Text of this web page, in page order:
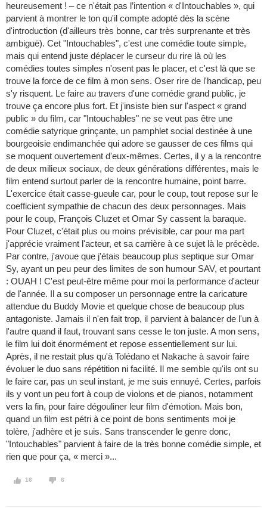
heureusement ! – ce n'était pas l’intention « d'Intouchables », qui
parvient à montrer le ton qu'il compte adopté dès la scène
d'introduction (d'ailleurs très bonne, car très surprenante et très
ambiguë). Cet "Intouchables", c'est une comédie toute simple,
mais qui entend juste déplacer le curseur du rire là où les
comédies toutes simples n'osent pas le placer, et c'est là que se
trouve la force de ce film à mon sens. Oser rire de l'handicap, peu
s'y risquent. Le faire au travers d'une comédie grand public, je
trouve ça encore plus fort. Et j'insiste bien sur l'aspect « grand
public » du film, car "Intouchables" ne se veut pas être une
comédie satyrique grinçante, un pamphlet social destinée à une
bourgeoisie endimanchée qui adore se gausser de ces films qui
se moquent ouvertement d'eux-mêmes. Certes, il y a la rencontre
de deux milieux sociaux, de deux générations différentes, mais le
film entend surtout parler de la rencontre humaine, point barre.
L'exercice était casse-gueule car, pour le coup, tout repose sur le
coefficient sympathie de chacun des deux personnages. Mais
pour le coup, François Cluzet et Omar Sy cassent la baraque.
Pour Cluzet, c'était plus ou moins prévisible, car pour ma part
j'apprécie vraiment l'acteur, et sa carrière à ce sujet là le précède.
Par contre, j'avoue que j'étais beaucoup plus septique sur Omar
Sy, ayant un peu peur des limites de son humour SAV, et pourtant
: OUAH ! C'est peut-être même pour moi la performance d'acteur
de l'année. Il a su composer un personnage entre la caricature
attendue du Buddy Movie et quelque chose de beaucoup plus
antagoniste. Jamais il n'en fait trop, il parvient à balancer de l'un à
l'autre quand il faut, trouvant sans cesse le ton juste. A mon sens,
le film lui doit énormément et repose essentiellement sur lui.
Après, il ne restait plus qu'à Tolédano et Nakache à savoir faire
évoluer le duo sans répétition ni facilité. Il me semble qu'ils ont su
le faire car, pas un seul instant, je me suis ennuyé. Certes, parfois
ils y vont un peu fort à coup de violons et de pianos, notamment
vers la fin, pour faire dégouliner leur film d'émotion. Mais bon,
quand un film est pétri à ce point de bons sentiments moi je
tolère, j'adhère et je suis. Sans transcender le genre donc,
"Intouchables" parvient à faire de la très bonne comédie simple, et
rien que pour ça, « merci »...
16 6